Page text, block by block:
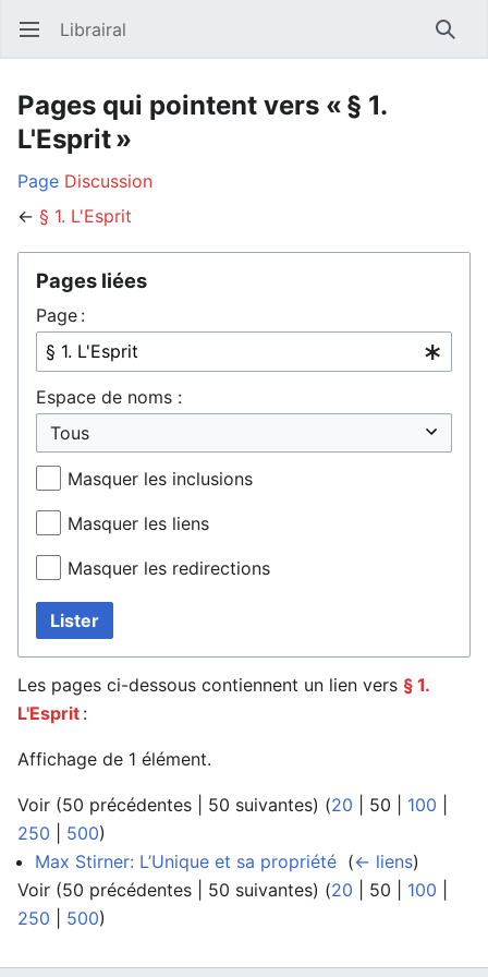
Ouvrir le menu principal Librairal
Pages qui pointent vers « § 1.
L'Esprit »
Page Discussion
← § 1. L'Esprit
Pages liées
Page :
Espace de noms :
Masquer les inclusions
Masquer les liens
Masquer les redirections
Lister
Les pages ci-dessous contiennent un lien vers § 1.
L'Esprit :
Affichage de 1 élément.
Voir (50 précédentes 50 suivantes) (20 50 100
250
500)
Max Stirner: L’Unique et sa propriété (← liens)
Voir (50 précédentes 50 suivantes) (20 50 100
250
500)